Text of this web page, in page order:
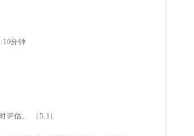
分钟
评估。 （5.1）